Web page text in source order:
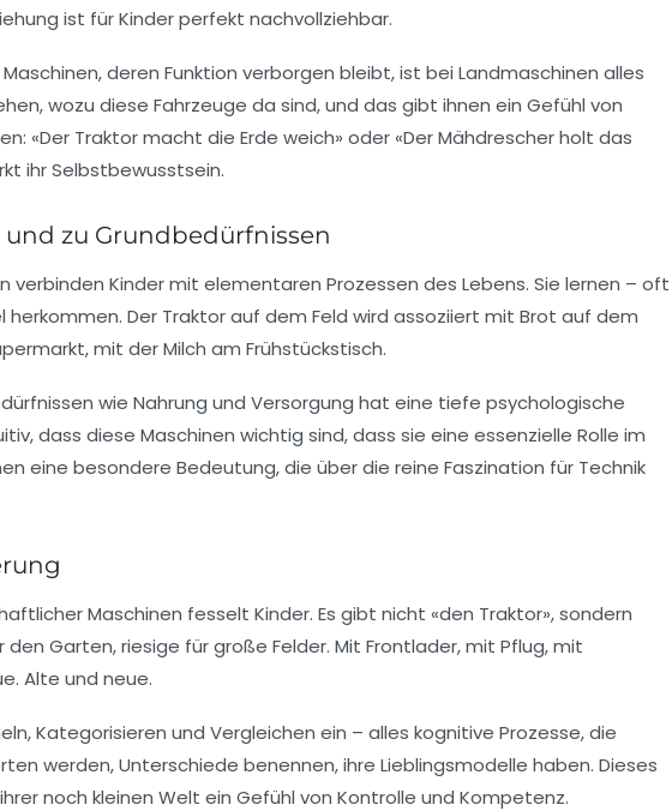
ist für Kinder perfekt nachvollziehbar.
deren Funktion verborgen bleibt, ist bei Landmaschinen alles
wozu diese Fahrzeuge da sind, und das gibt ihnen ein Gefühl von
«Der Traktor macht die Erde weich» oder «Der Mähdrescher holt das
ihr Selbstbewusstsein.
zu Grundbedürfnissen
verbinden Kinder mit elementaren Prozessen des Lebens. Sie lernen – oft
Der Traktor auf dem Feld wird assoziiert mit Brot auf dem
mit der Milch am Frühstückstisch.
wie Nahrung und Versorgung hat eine tiefe psychologische
dass diese Maschinen wichtig sind, dass sie eine essenzielle Rolle im
eine besondere Bedeutung, die über die reine Faszination für Technik
Maschinen fesselt Kinder. Es gibt nicht «den Traktor», sondern
den Garten, riesige für große Felder. Mit Frontlader, mit Pflug, mit
Alte und neue.
Kategorisieren und Vergleichen ein – alles kognitive Prozesse, die
werden, Unterschiede benennen, ihre Lieblingsmodelle haben. Dieses
noch kleinen Welt ein Gefühl von Kontrolle und Kompetenz.